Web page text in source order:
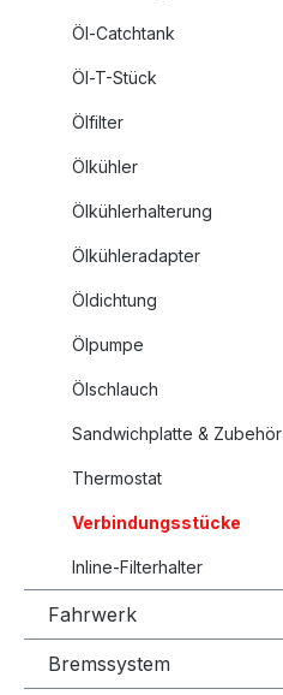
Öl-Catchtank
Öl-T-Stück
Ölfilter
Ölkühler
Ölkühlerhalterung
Ölkühleradapter
Öldichtung
Ölpumpe
Ölschlauch
Sandwichplatte & Zubehör
Thermostat
Verbindungsstücke
Inline-Filterhalter
Fahrwerk
Bremssystem